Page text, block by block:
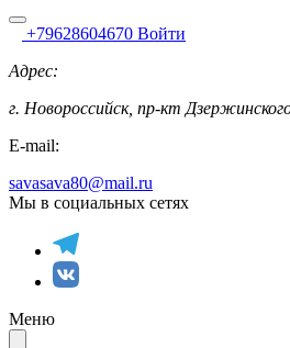
+79628604670 Войти
Адрес:
г. Новороссийск, пр-кт
E-mail:
savasava80@mail.ru
Мы в социальных сетях
Меню